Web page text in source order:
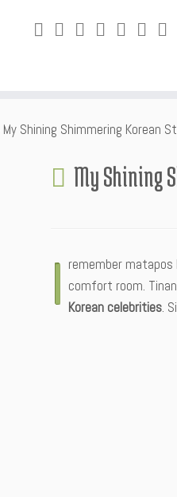
My Shining Shimmering Korean
My Shining
I remember matapos
comfort room.
Korean celebrities.